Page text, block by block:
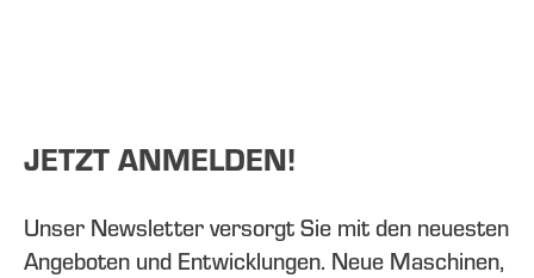
JETZT ANMELDEN!
Unser Newsletter versorgt Sie mit den neuesten
Angeboten und Entwicklungen. Neue Maschinen,